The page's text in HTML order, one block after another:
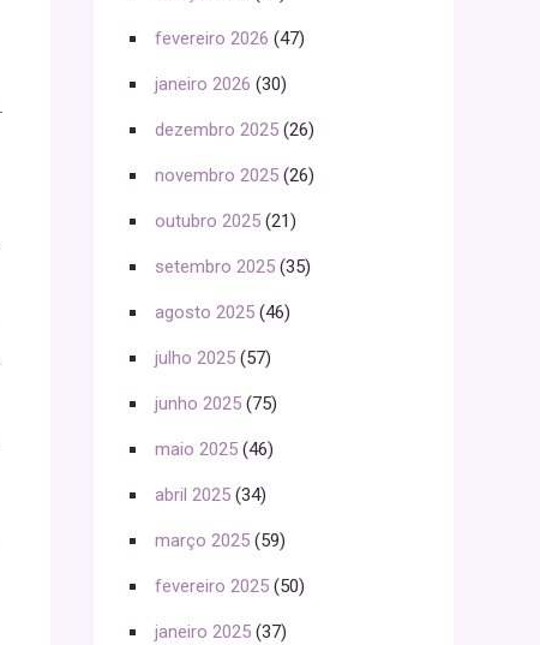
fevereiro 2026 (47)
janeiro 2026 (30)
dezembro 2025 (26)
novembro 2025 (26)
outubro 2025 (21)
setembro 2025 (35)
agosto 2025 (46)
julho 2025 (57)
junho 2025 (75)
maio 2025 (46)
abril 2025 (34)
março 2025 (59)
fevereiro 2025 (50)
janeiro 2025 (37)